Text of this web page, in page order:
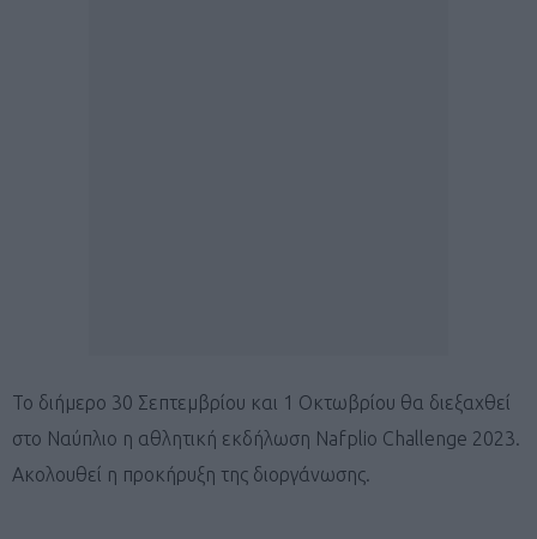
Το διήμερο 30 Σεπτεμβρίου και 1 Οκτωβρίου θα διεξαχθεί
στο Ναύπλιο η αθλητική εκδήλωση Nafplio Challenge 2023.
Aκολουθεί η προκήρυξη της διοργάνωσης.